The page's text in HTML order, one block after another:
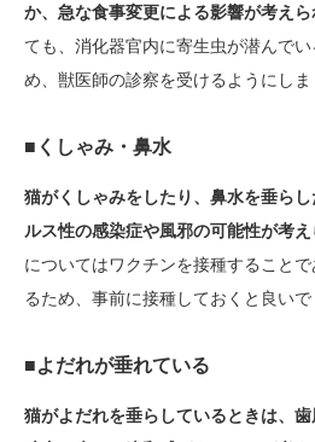
か、急な食事変更による影響が考えら
ても、消化器官内に寄生虫が潜んで
め、獣医師の診察を受けるようにしま
■くしゃみ・鼻水
猫がくしゃみをしたり、鼻水を垂ら
ルス性の感染症や風邪の可能性が考え
についてはワクチンを接種すること
るため、事前に接種しておくと良いで
■よだれが垂れている
猫がよだれを垂らしているときは、